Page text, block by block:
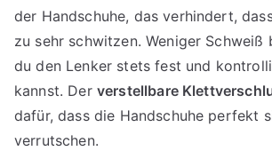
der Handschuhe, das verhindert,
zu sehr schwitzen. Weniger Schweiß
du den Lenker stets fest und
kannst. Der verstellbare
dafür, dass die Handschuhe perfekt
verrutschen.